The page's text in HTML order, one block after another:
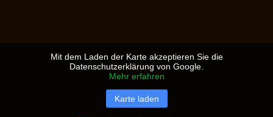
Mit dem Laden der Karte akzeptieren Sie die
Datenschutzerklärung von Google.
Mehr erfahren
Karte laden